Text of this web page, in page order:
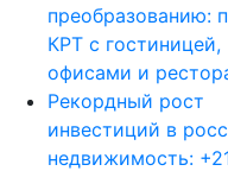
преобразованию:
КРТ с гостиницей,
офисами и
Рекордный рост
инвестиций в
недвижимость: